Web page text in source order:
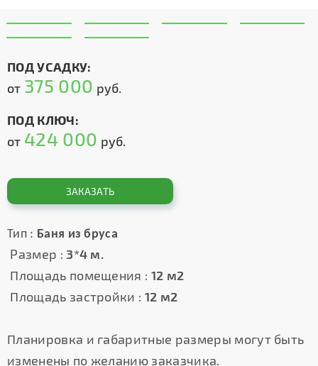
ПОД УСАДКУ:
от 375 000 руб.
ПОД КЛЮЧ:
от 424 000 руб.
ЗАКАЗАТЬ
Тип : Баня из бруса
Размер : 3*4 м.
Площадь помещения : 12 м2
Площадь застройки : 12 м2
Планировка и габаритные размеры могут быть
изменены по желанию заказчика.